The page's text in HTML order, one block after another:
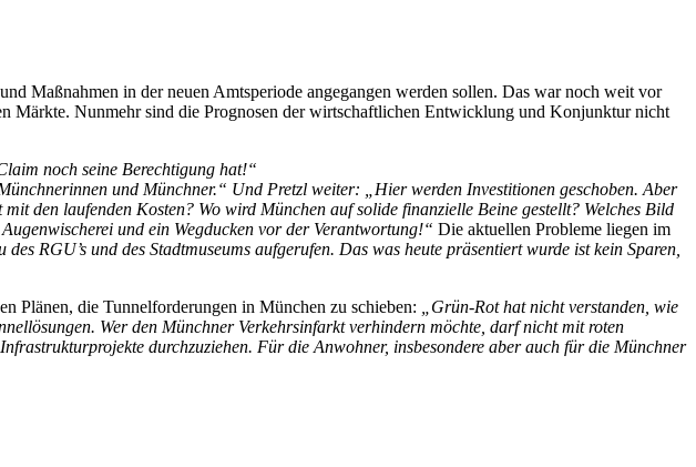
Maßnahmen in der neuen Amtsperiode angegangen werden sollen. Das war noch weit vor
Märkte. Nunmehr sind die Prognosen der wirtschaftlichen Entwicklung und Konjunktur nicht
noch seine Berechtigung hat!“
und Münchner.“ Und Pretzl weiter: „Hier werden Investitionen geschoben. Aber
den laufenden Kosten? Wo wird München auf solide finanzielle Beine gestellt? Welches Bild
und ein Wegducken vor der Verantwortung!“ Die aktuellen Probleme liegen im
RGU’s und des Stadtmuseums aufgerufen. Das was heute präsentiert wurde ist kein Sparen,
Plänen, die Tunnelforderungen in München zu schieben:
„Grün-Rot hat nicht verstanden, wie
Wer den Münchner Verkehrsinfarkt verhindern möchte, darf nicht mit roten
durchzuziehen. Für die Anwohner, insbesondere aber auch für die Münchner